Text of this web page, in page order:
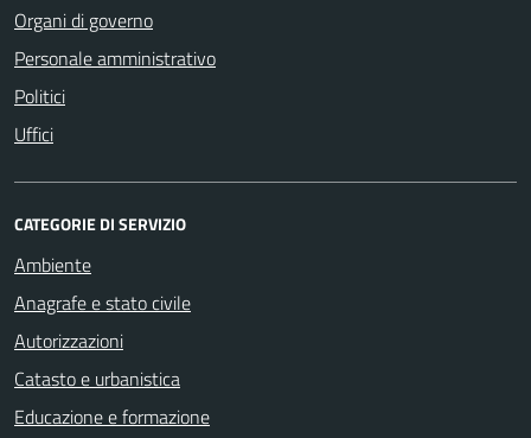
Organi di governo
Personale amministrativo
Politici
Uffici
CATEGORIE DI SERVIZIO
Ambiente
Anagrafe e stato civile
Autorizzazioni
Catasto e urbanistica
Educazione e formazione